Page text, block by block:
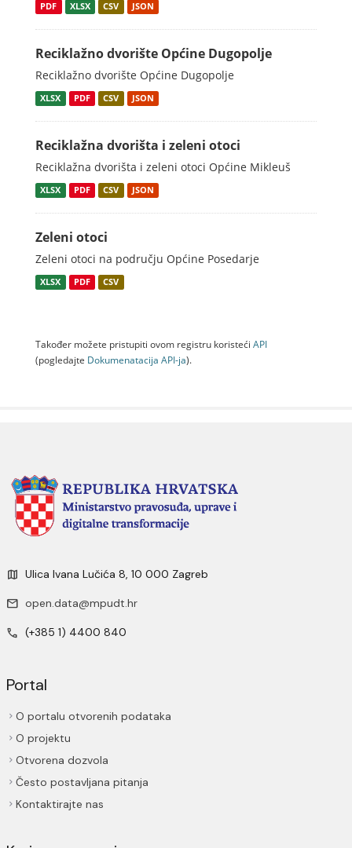
PDF XLSX CSV JSON
Reciklažno dvorište Općine Dugopolje
Reciklažno dvorište Općine Dugopolje
XLSX PDF CSV JSON
Reciklažna dvorišta i zeleni otoci
Reciklažna dvorišta i zeleni otoci Općine Mikleuš
XLSX PDF CSV JSON
Zeleni otoci
Zeleni otoci na području Općine Posedarje
XLSX PDF CSV
Također možete pristupiti ovom registru koristeći API
(pogledajte Dokumenаtаcijа API-jа).